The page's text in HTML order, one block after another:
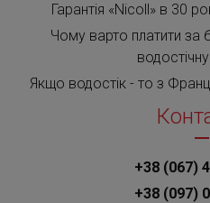
Гарантія «Nicoll» в 30
Чому варто платити за
Якщо водостік - то з
+38 (067)
+38 (097)